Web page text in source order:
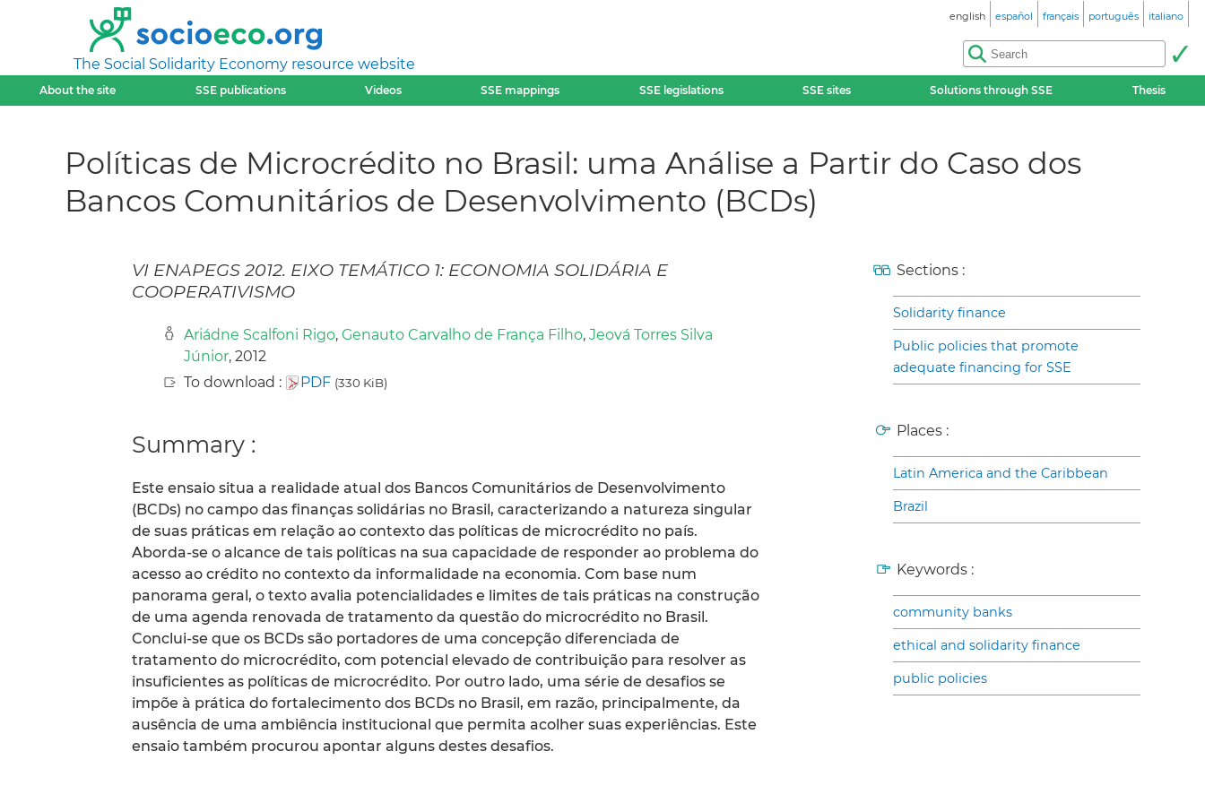
The Social Solidarity Economy resource website
english español français português italiano
About the site SSE publications Videos SSE mappings SSE legislations SSE sites Solutions through SSE Thesis
Políticas de Microcrédito no Brasil: uma Análise a Partir do Caso dos
Bancos Comunitários de Desenvolvimento (BCDs)
VI ENAPEGS 2012. EIXO TEMÁTICO 1: ECONOMIA SOLIDÁRIA E
COOPERATIVISMO
Ariádne Scalfoni Rigo, Genauto Carvalho de França Filho, Jeová Torres Silva
Júnior, 2012
To download :
PDF (330 KiB)
Summary :
Este ensaio situa a realidade atual dos Bancos Comunitários de Desenvolvimento
(BCDs) no campo das finanças solidárias no Brasil, caracterizando a natureza singular
de suas práticas em relação ao contexto das políticas de microcrédito no país.
Aborda-se o alcance de tais políticas na sua capacidade de responder ao problema do
acesso ao crédito no contexto da informalidade na economia. Com base num
panorama geral, o texto avalia potencialidades e limites de tais práticas na construção
de uma agenda renovada de tratamento da questão do microcrédito no Brasil.
Conclui-se que os BCDs são portadores de uma concepção diferenciada de
tratamento do microcrédito, com potencial elevado de contribuição para resolver as
insuficientes as políticas de microcrédito. Por outro lado, uma série de desafios se
impõe à prática do fortalecimento dos BCDs no Brasil, em razão, principalmente, da
ausência de uma ambiência institucional que permita acolher suas experiências. Este
ensaio também procurou apontar alguns destes desafios.
Sections :
Solidarity finance
Public policies that promote
adequate financing for SSE
Places :
Latin America and the Caribbean
Brazil
Keywords :
community banks
ethical and solidarity finance
public policies